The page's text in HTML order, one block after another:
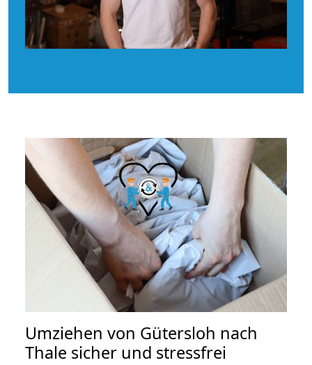
Umziehen von Gütersloh nach
Thale sicher und stressfrei